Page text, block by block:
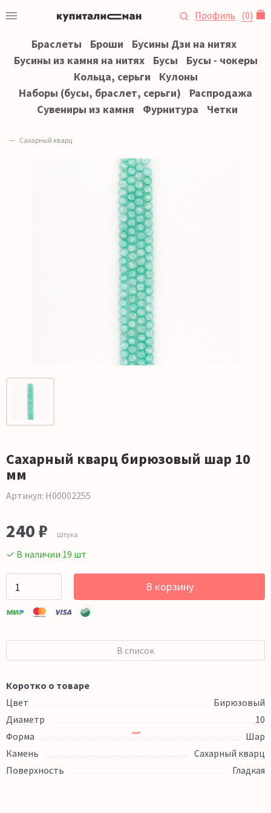
Профиль (0)
Браслеты Броши
Бусины Дзи на нитях
Бусины из камня на нитях
Бусы
Бусы - чокеры
Кольца, серьги
Кулоны
Наборы (бусы, браслет, серьги)
Распродажа
Сувениры из камня
Фурнитура Четки
Сахарный кварц
Сахарный кварц бирюзовый шар 10
мм
Артикул: Н00002255
240 ₽ Штука
✓ В наличии 19 шт
В корзину
В список
Коротко о товаре
Цвет
Бирюзовый
Диаметр
10
Форма
Шар
Камень
Сахарный кварц
Поверхность
Гладкая